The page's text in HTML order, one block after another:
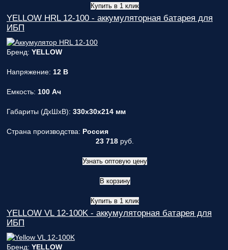
Купить в 1 клик
YELLOW HRL 12-100 - аккумуляторная батарея для
ИБП
Бренд: YELLOW
Напряжение: 12 В
Емкость: 100 Ач
Габариты (ДxШxВ): 330x30x214 мм
Страна производства: Россия
23 718 руб.
Узнать оптовую цену
В корзину
Купить в 1 клик
YELLOW VL 12-100K - аккумуляторная батарея для
ИБП
Бренд: YELLOW
менеджера,
который
ответит на
вопрос и
количество
Однофазные
(220В)
Трехфазные
(380В)
Далее >><<
Назад